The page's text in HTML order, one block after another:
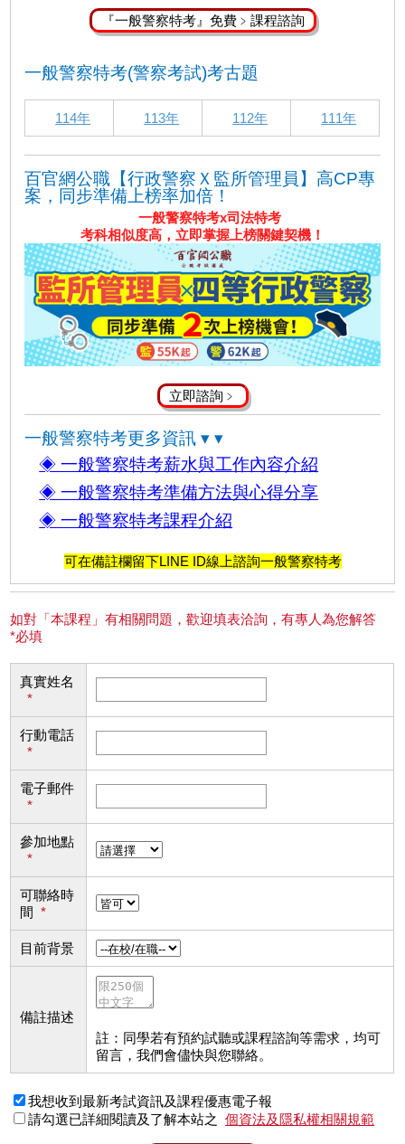
『一般警察特考』免費﹥課程諮詢
一般警察特考(警察考試)考古題
114年 113年 112年 111年
百官網公職【行政警察Ｘ監所管理員】高CP專
案，同步準備上榜率加倍！
一般警察特考x司法特考
考科相似度高，立即掌握上榜關鍵契機！
立即諮詢﹥
一般警察特考更多資訊 ▾ ▾
◈ 一般警察特考薪水與工作內容介紹
◈ 一般警察特考準備方法與心得分享
◈ 一般警察特考課程介紹
可在備註欄留下LINE ID線上諮詢一般警察特考
如對「本課程」有相關問題，歡迎填表洽詢，有專人為您解答
*必填
真實姓名
*
行動電話
*
電子郵件
*
參加地點
*
可聯絡時
間 *
目前背景
備註描述
註：同學若有預約試聽或課程諮詢等需求，均可
留言，我們會儘快與您聯絡。
我想收到最新考試資訊及課程優惠電子報
請勾選已詳細閱讀及了解本站之
個資法及隱私權相關規範